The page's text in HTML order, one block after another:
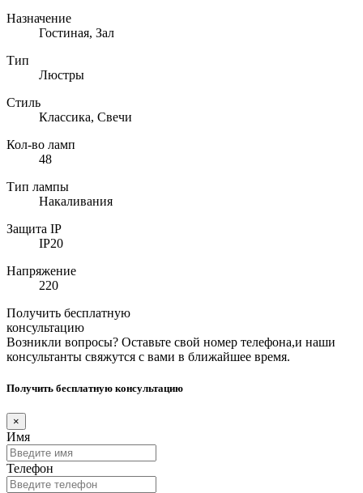
Назначение
Гостиная, Зал
Тип
Люстры
Стиль
Классика, Свечи
Кол-во ламп
48
Тип лампы
Накаливания
Защита IP
IP20
Напряжение
220
Получить бесплатную
консультацию
Возникли вопросы? Оставьте свой номер телефона,и наши
консультанты свяжутся с вами в ближайшее время.
Получить бесплатную консультацию
×
Имя
Телефон